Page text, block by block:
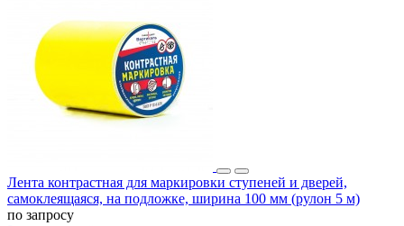
Лента контрастная для маркировки ступеней и дверей,
самоклеящаяся, на подложке, ширина 100 мм (рулон 5 м)
по запросу